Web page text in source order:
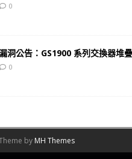
0
洞公告：GS1900 系列交換器堆
0
by MH Themes